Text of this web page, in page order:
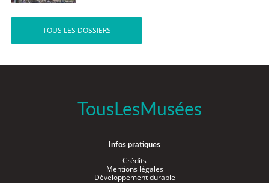
TOUS LES DOSSIERS
TousLesMusées
Infos pratiques
Crédits
Mentions légales
Développement durable